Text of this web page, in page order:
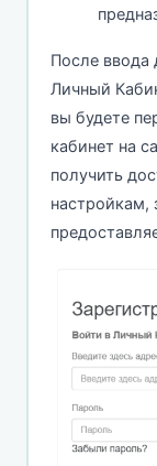
После ввода
Личный
вы будете
кабинет на
получить
настройкам,